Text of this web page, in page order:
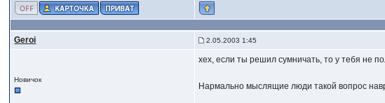
Geroi 2.05.2003 1:45
Новичок
хех, если ты решил сумничать, то у тебя не
Нармально мыслящие люди такой вопрос